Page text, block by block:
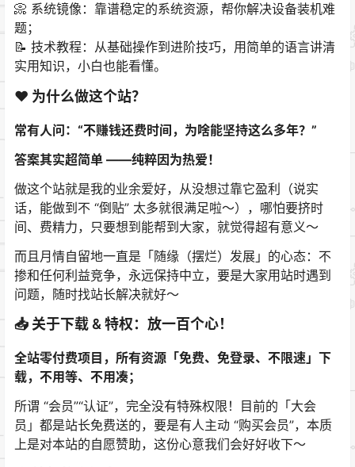
📀 系统镜像：靠谱稳定的系统资源，帮你解决设备装机难
题；
📝 技术教程：从基础操作到进阶技巧，用简单的语言讲清
实用知识，小白也能看懂。
❤️ 为什么做这个站？
常有人问：“不赚钱还费时间，为啥能坚持这么多年？”
答案其实超简单 ——纯粹因为热爱！
做这个站就是我的业余爱好，从没想过靠它盈利（说实
话，能做到不 “倒贴” 太多就很满足啦～），哪怕要挤时
间、费精力，只要想到能帮到大家，就觉得超有意义～
而且月情自留地一直是「随缘（摆烂）发展」的心态：不
掺和任何利益竞争，永远保持中立，要是大家用站时遇到
问题，随时找站长解决就好～
📥 关于下载 & 特权：放一百个心！
全站零付费项目，所有资源「免费、免登录、不限速」下
载，不用等、不用凑；
所谓 “会员”“认证”，完全没有特殊权限！目前的「大会
员」都是站长免费送的，要是有人主动 “购买会员”，本质
上是对本站的自愿赞助，这份心意我们会好好收下～